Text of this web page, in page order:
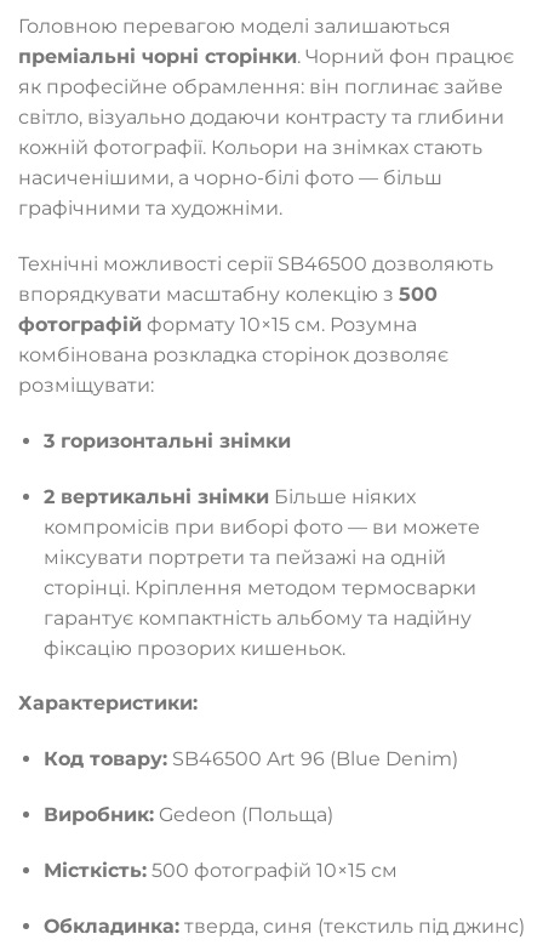
Головною перевагою моделі залишаються
преміальні чорні сторінки. Чорний фон працює
як професійне обрамлення: він поглинає зайве
світло, візуально додаючи контрасту та глибини
кожній фотографії. Кольори на знімках стають
насиченішими, а чорно-білі фото — більш
графічними та художніми.
Технічні можливості серії SB46500 дозволяють
впорядкувати масштабну колекцію з 500
фотографій формату 10×15 см. Розумна
комбінована розкладка сторінок дозволяє
розміщувати:
3 горизонтальні знімки
2 вертикальні знімки Більше ніяких
компромісів при виборі фото — ви можете
міксувати портрети та пейзажі на одній
сторінці. Кріплення методом термосварки
гарантує компактність альбому та надійну
фіксацію прозорих кишеньок.
Характеристики:
Код товару:SB46500 Art 96 (Blue Denim)
Виробник:Gedeon (Польща)
Місткість:500 фотографій 10×15 см
Обкладинка:тверда, синя (текстиль під джинс)